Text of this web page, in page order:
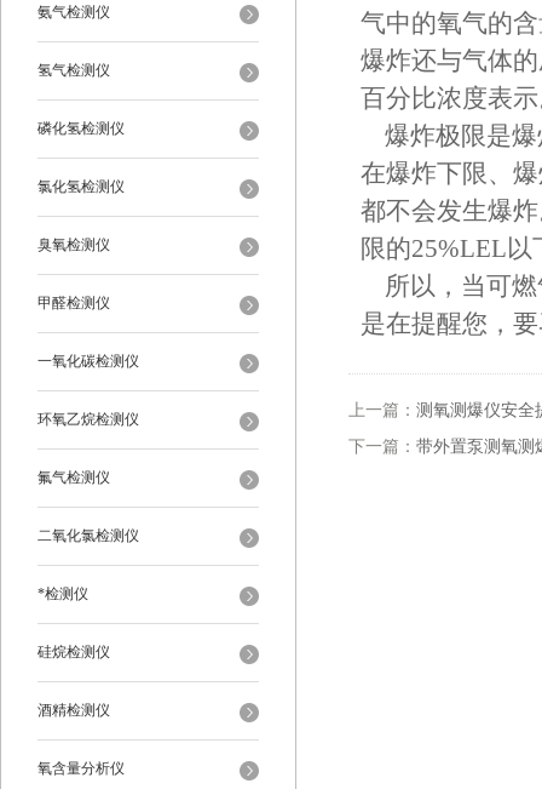
氨气检测仪
氢气检测仪
磷化氢检测仪
氯化氢检测仪
臭氧检测仪
甲醛检测仪
一氧化碳检测仪
环氧乙烷检测仪
氟气检测仪
二氧化氯检测仪
*检测仪
硅烷检测仪
酒精检测仪
氧含量分析仪
气中的氧气的
爆炸还与气体
百分比浓度表
爆炸极限是爆
在爆炸下限、
都不会发生爆
限的25%LEL以
所以，当可燃
是在提醒您，
上一篇： 测氧测爆仪安全
下一篇： 带外置泵测氧测